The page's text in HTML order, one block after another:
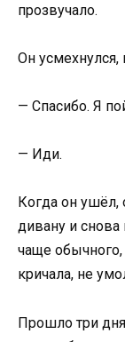
прозвучало.
Он усмехнулся,
— Спасибо. Я
— Иди.
Когда он ушёл,
дивану и
чаще обычного,
кричала, не
Прошло три